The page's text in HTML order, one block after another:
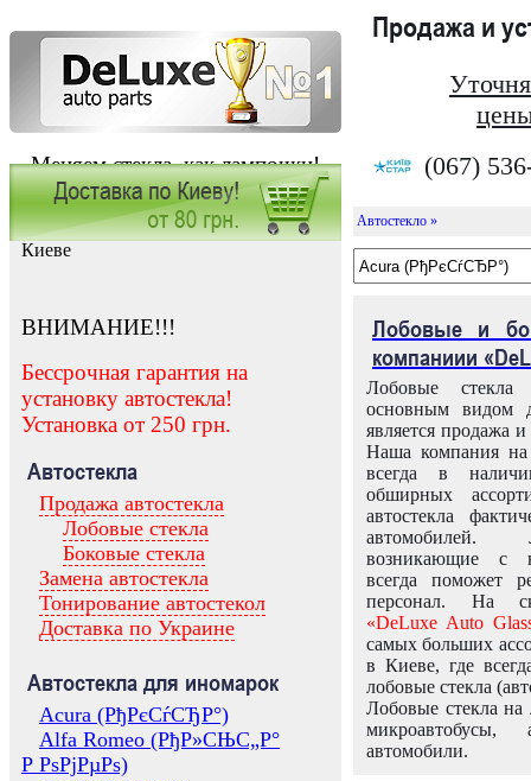
Меняем стекла, как лампочки!
Продажа и
(067)
Заказать установку автостекла в
Киеве
ВНИМАНИЕ!!!
Бессрочная гарантия на
установку автостекла!
Установка от 250 грн.
Автостекла
Продажа автостекла
Лобовые стекла
Боковые стекла
Замена автостекла
Тонирование автостекол
Доставка по Украине
Автостекла для иномарок
Acura (РђРєСѓСЂР°)
Alfa Romeo (РђР»СЊС„Р°
Р РѕРјРµРѕ)
Автостекло »
Лобовые и
компаниии
Лобовые
основным видом
является продажа и
Наша компания на
всегда в
обширных
автостекла
возникающие с
всегда поможет
персонал. На
«DeLuxe Auto
самых больших
в Киеве, где
лобовые стекла
Лобовые стекла на
микроавтобусы,
автомобили.